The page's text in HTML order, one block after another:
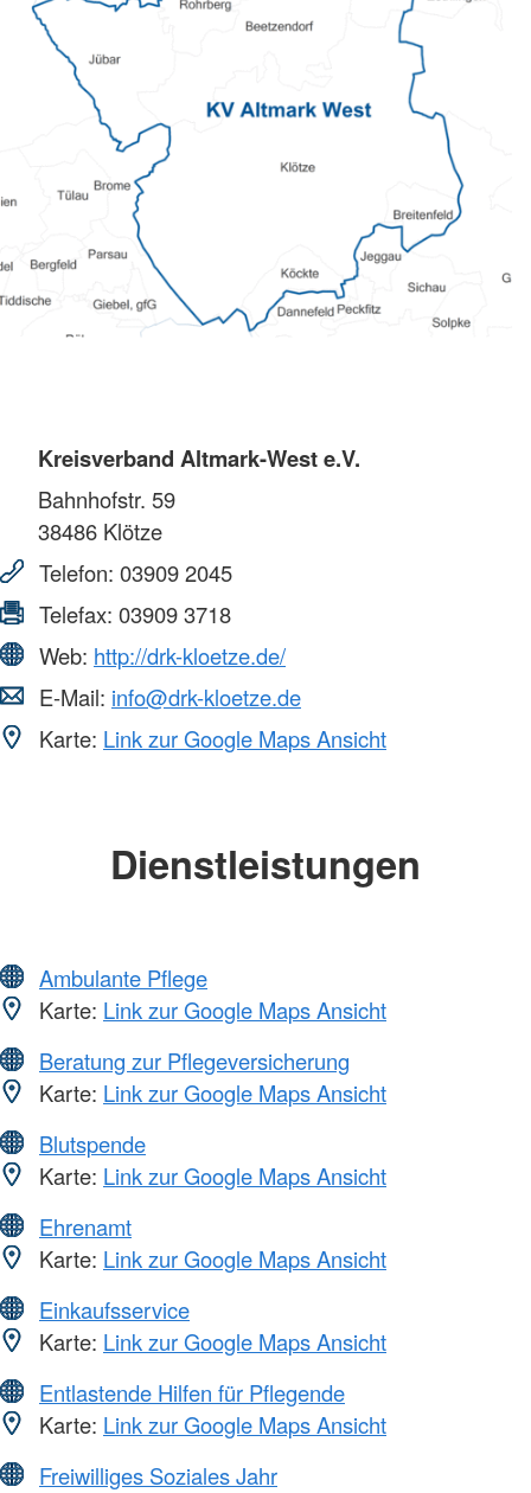
Kreisverband Altmark-West e.V.
Bahnhofstr. 59
38486 Klötze
Telefon: 03909 2045
Telefax: 03909 3718
Web: http://drk-kloetze.de/
E-Mail: info@drk-kloetze.de
Karte: Link zur Google Maps Ansicht
Dienstleistungen
Ambulante Pflege
Karte: Link zur Google Maps Ansicht
Beratung zur Pflegeversicherung
Karte: Link zur Google Maps Ansicht
Blutspende
Karte: Link zur Google Maps Ansicht
Ehrenamt
Karte: Link zur Google Maps Ansicht
Einkaufsservice
Karte: Link zur Google Maps Ansicht
Entlastende Hilfen für Pflegende
Karte: Link zur Google Maps Ansicht
Freiwilliges Soziales Jahr